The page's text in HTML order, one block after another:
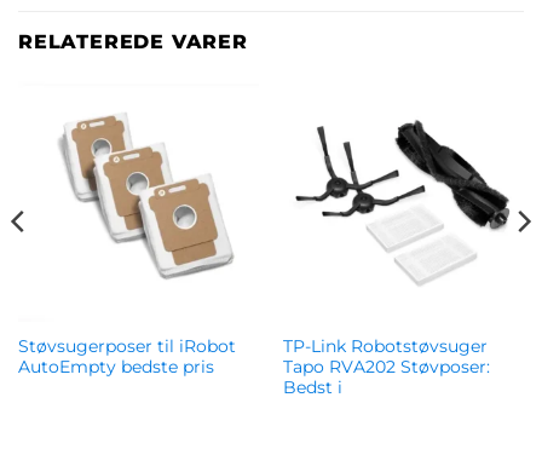
RELATEREDE VARER
Støvsugerposer til iRobot
AutoEmpty bedste pris
TP-Link Robotstøvsuger
Tapo RVA202 Støvposer:
Bedst i